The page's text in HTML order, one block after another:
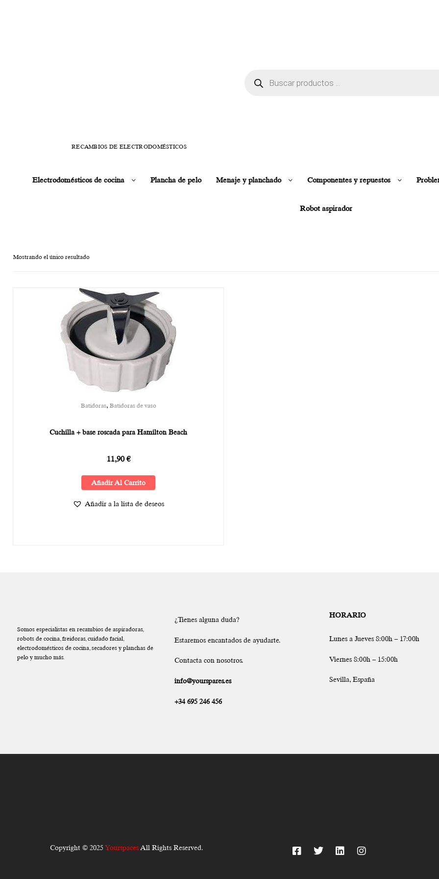
RECAMBIOS DE ELECTRODOMÉSTICOS
Electrodomésticos de cocina Plancha de pelo Menaje y planchado Componentes y repuestos
Robot aspirador
Mostrando el único resultado
Batidoras, Batidoras de vaso
Cuchilla + base roscada para Hamilton Beach
11,90€
Añadir Al Carrito
Añadir a la lista de deseos
Somos especialistas en recambios de aspiradoras,
robots de cocina, freidoras, cuidado facial,
electrodomésticos de cocina, secadores y planchas de
pelo y mucho más.
¿Tienes alguna duda?
Estaremos encantados de ayudarte.
Contacta con nosotros.
info@yourspares.es
+34 695 246 456
HORARIO
Lunes a Jueves 8:00h – 17:00h
Viernes 8:00h – 15:00h
Sevilla, España
Copyright © 2025 YourspacesAll Rights Reserved.